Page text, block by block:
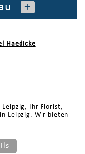
+
Haedicke
Leipzig, Ihr Florist,
Leipzig. Wir bieten